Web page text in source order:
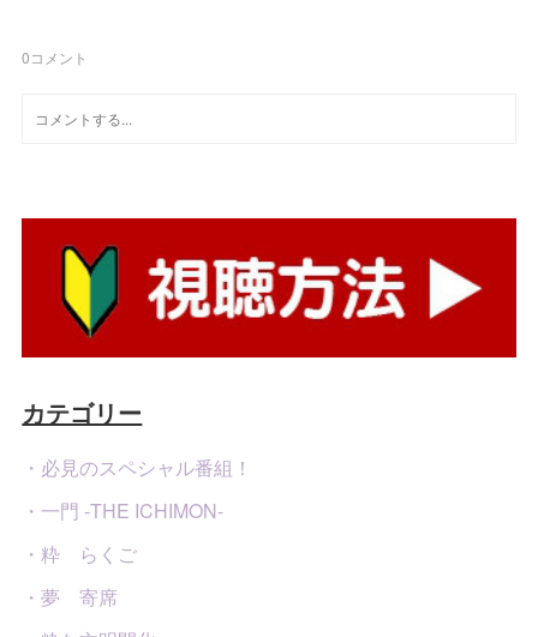
0コメント
カテゴリー
・必見のスペシャル番組！
・一門 -THE ICHIMON-
・粋 らくご
・夢 寄席